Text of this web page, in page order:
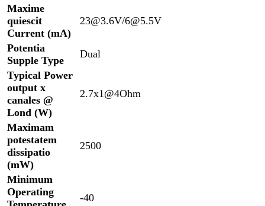
Maxime
quiescit
Current (mA)
23@3.6V/6@5.5V
Potentia
Supple Type
Dual
Typical Power
output x
canales @
Lond (W)
2.7x1@4Ohm
Maximam
potestatem
dissipatio
(mW)
2500
Minimum
Operating
-40